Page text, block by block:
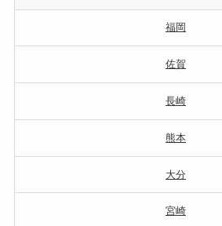
福岡
佐賀
長崎
熊本
大分
宮崎